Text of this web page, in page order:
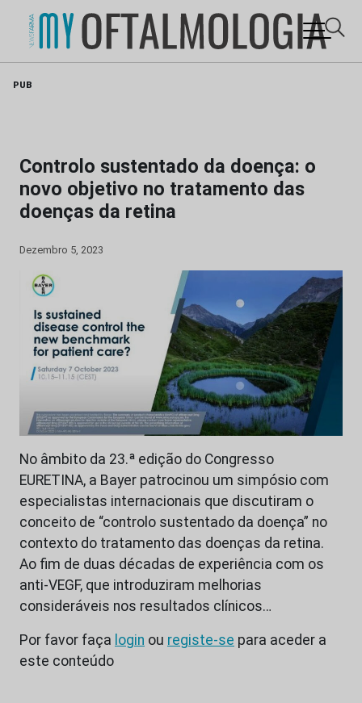
PUB
Controlo sustentado da doença: o
novo objetivo no tratamento das
doenças da retina
Dezembro 5, 2023
No âmbito da 23.ª edição do Congresso
EURETINA, a Bayer patrocinou um simpósio com
especialistas internacionais que discutiram o
conceito de “controlo sustentado da doença” no
contexto do tratamento das doenças da retina.
Ao fim de duas décadas de experiência com os
anti-VEGF, que introduziram melhorias
consideráveis nos resultados clínicos…
Por favor faça login ou registe-se para aceder a
este conteúdo